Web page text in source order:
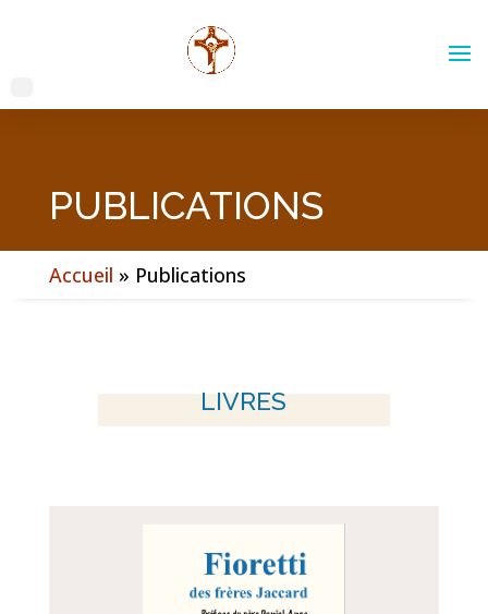
PUBLICATIONS
Accueil » Publications
LIVRES